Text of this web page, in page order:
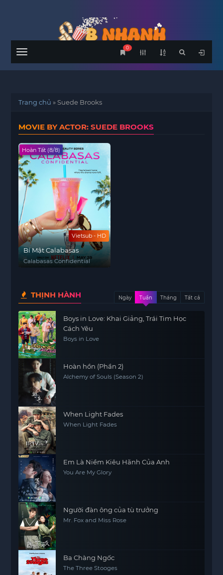
Menu
0
Trang chủ »Suede Brooks
MOVIE BY ACTOR: SUEDE BROOKS
Vietsub - HD
Hoàn Tất (8/8)
Bí Mật Calabasas
Calabasas Confidential
THỊNH HÀNH Ngày Tuần Tháng Tất cả
Boys in Love: Khai Giảng, Trái Tim Học
Cách Yêu
Boys in Love
Hoàn hồn (Phần 2)
Alchemy of Souls (Season 2)
When Light Fades
When Light Fades
Em Là Niềm Kiêu Hãnh Của Anh
You Are My Glory
Người đàn ông của tù trưởng
Mr. Fox and Miss Rose
Ba Chàng Ngốc
The Three Stooges